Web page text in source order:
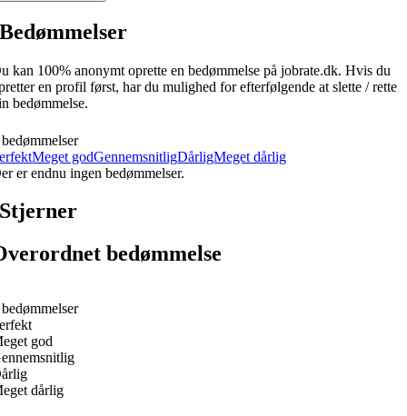
Bedømmelser
kan 100% anonymt oprette en bedømmelse på jobrate.dk. Hvis du
en profil først, har du mulighed for efterfølgende at slette / rette
bedømmelse.
Meget godGennemsnitligDårligMeget dårlig
er endnu ingen bedømmelser.
Stjerner
bedømmelse
god
dårlig